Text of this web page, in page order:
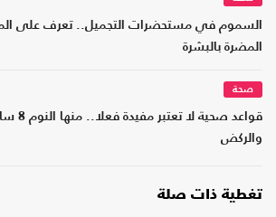
السموم في مستحضرات التجميل.. تعرف على
المضرة بالبشرة
صحة
قواعد صحية لا
والركض
تغطية ذات صلة